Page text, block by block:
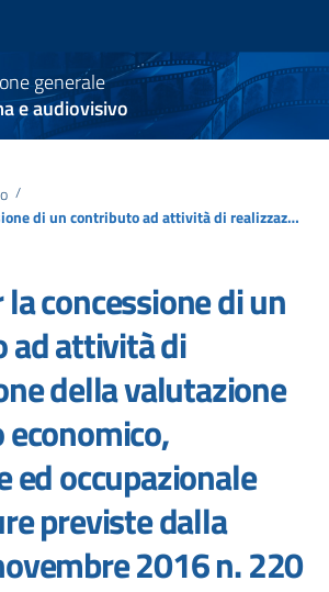
generale
e audiovisivo
/
Bando per la concessione di un contributo ad attività di realizzazione della valutazione di impatto economico, industriale ed occupazionale delle misure previste dalla legge 14 novembre 2016 n. 220
concessione di un
ad attività di
della valutazione
ed occupazionale
previste dalla
2016 n. 220